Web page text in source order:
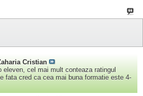
Cristian
eleven, cel mai mult conteaza ratingul
fata cred ca cea mai buna formatie este 4-